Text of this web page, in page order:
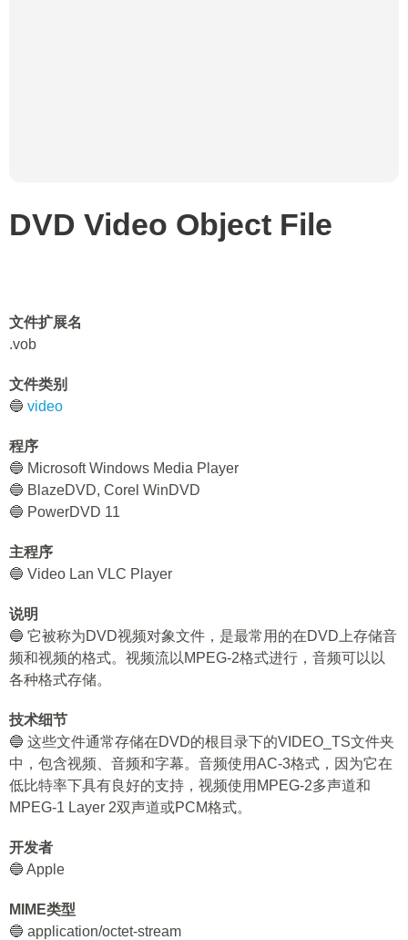
DVD Video Object File
文件扩展名
.vob
文件类别
🔵 video
程序
🔵 Microsoft Windows Media Player
🔵 BlazeDVD, Corel WinDVD
🔵 PowerDVD 11
主程序
🔵 Video Lan VLC Player
说明
🔵 它被称为DVD视频对象文件，是最常用的在DVD上存储音
频和视频的格式。视频流以MPEG-2格式进行，音频可以以
各种格式存储。
技术细节
🔵 这些文件通常存储在DVD的根目录下的VIDEO_TS文件夹
中，包含视频、音频和字幕。音频使用AC-3格式，因为它在
低比特率下具有良好的支持，视频使用MPEG-2多声道和
MPEG-1 Layer 2双声道或PCM格式。
开发者
🔵 Apple
MIME类型
🔵 application/octet-stream